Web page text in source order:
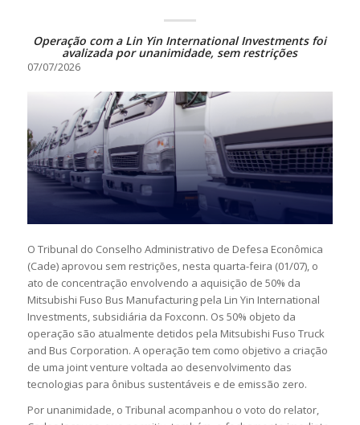
Operação com a Lin Yin International Investments foi
avalizada por unanimidade, sem restrições
07/07/2026
O Tribunal do Conselho Administrativo de Defesa Econômica
(Cade) aprovou sem restrições, nesta quarta-feira (01/07), o
ato de concentração envolvendo a aquisição de 50% da
Mitsubishi Fuso Bus Manufacturing pela Lin Yin International
Investments, subsidiária da Foxconn. Os 50% objeto da
operação são atualmente detidos pela Mitsubishi Fuso Truck
and Bus Corporation. A operação tem como objetivo a criação
de uma joint venture voltada ao desenvolvimento das
tecnologias para ônibus sustentáveis e de emissão zero.
Por unanimidade, o Tribunal acompanhou o voto do relator,